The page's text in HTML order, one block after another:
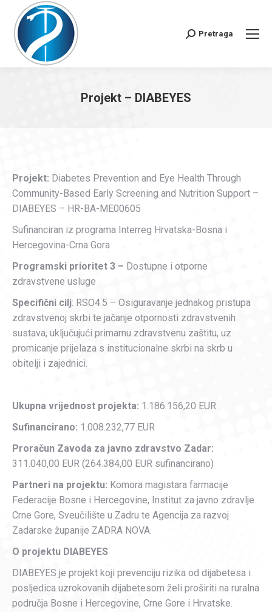
Search:
Pretraga
Projekt – DIABEYES
Projekt: Diabetes Prevention and Eye Health Through
Community-Based Early Screening and Nutrition Support –
DIABEYES – HR-BA-ME00605
Sufinanciran iz programa Interreg Hrvatska-Bosna i
Hercegovina-Crna Gora
Programski prioritet 3 – Dostupne i otporne
zdravstvene usluge
Specifični cilj: RSO4.5 – Osiguravanje jednakog pristupa
zdravstvenoj skrbi te jačanje otpornosti zdravstvenih
sustava, uključujući primarnu zdravstvenu zaštitu, uz
promicanje prijelaza s institucionalne skrbi na skrb u
obitelji i zajednici.
Ukupna vrijednost projekta: 1.186.156,20 EUR
Sufinancirano: 1.008.232,77 EUR
Proračun Zavoda za javno zdravstvo Zadar:
311.040,00 EUR (264.384,00 EUR sufinancirano)
Partneri na projektu: Komora magistara farmacije
Federacije Bosne i Hercegovine, Institut za javno zdravlje
Crne Gore, Sveučilište u Zadru te Agencija za razvoj
Zadarske županije ZADRA NOVA.
O projektu DIABEYES
DIABEYES je projekt koji prevenciju rizika od dijabetesa i
posljedica uzrokovanih dijabetesom želi proširiti na ruralna
područja Bosne i Hercegovine, Crne Gore i Hrvatske.